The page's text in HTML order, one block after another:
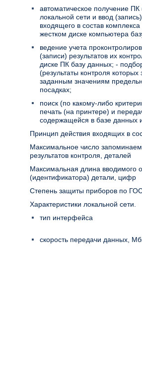
автоматическое получение
локальной сети и ввод
входящего в состав
жестком диске компьютера
ведение учета
(записи) результатов их
диске ПК базу данных; -
(результаты контроля
заданным значениям
посадках;
поиск (по какому-либо
печать (на принтере) и
содержащейся в базе данных
Принцип действия входящих в
Максимальное число
результатов контроля, деталей
Максимальная длина вводимого
(идентификатора) детали, цифр
Степень защиты приборов по
Характеристики локальной сети.
тип интерфейса
скорость передачи данных,